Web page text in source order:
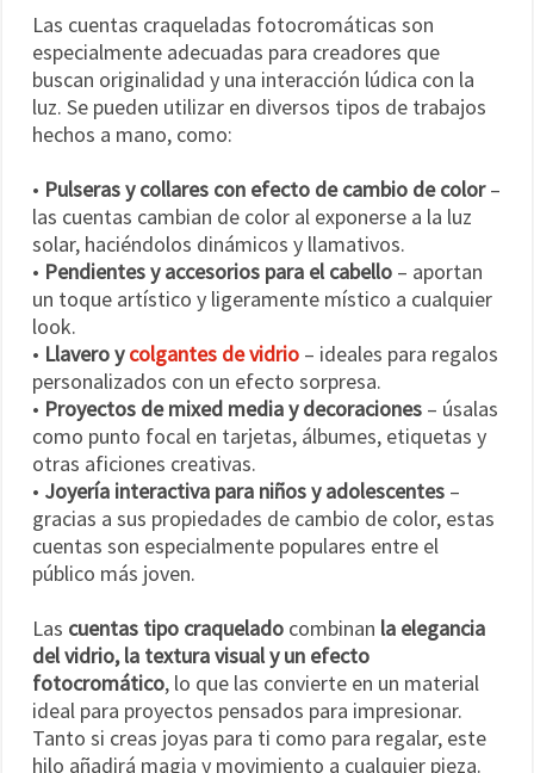
Las cuentas craqueladas fotocromáticas son
especialmente adecuadas para creadores que
buscan originalidad y una interacción lúdica con la
luz. Se pueden utilizar en diversos tipos de trabajos
hechos a mano, como:
• Pulseras y collares con efecto de cambio de color–
las cuentas cambian de color al exponerse a la luz
solar, haciéndolos dinámicos y llamativos.
• Pendientes y accesorios para el cabello – aportan
un toque artístico y ligeramente místico a cualquier
look.
• Llavero ycolgantes de vidrio – ideales para regalos
personalizados con un efecto sorpresa.
• Proyectos de mixed media y decoraciones – úsalas
como punto focal en tarjetas, álbumes, etiquetas y
otras aficiones creativas.
• Joyería interactiva para niños y adolescentes –
gracias a sus propiedades de cambio de color, estas
cuentas son especialmente populares entre el
público más joven.
Las cuentas tipo craquelado combinan la elegancia
del vidrio, la textura visual y un efecto
fotocromático, lo que las convierte en un material
ideal para proyectos pensados para impresionar.
Tanto si creas joyas para ti como para regalar, este
hilo añadirá magia y movimiento a cualquier pieza.